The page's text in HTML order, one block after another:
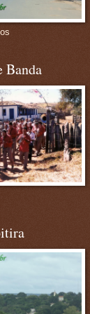
Banda